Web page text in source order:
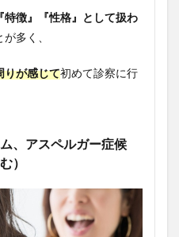
特徴』『性格』として扱わ
多く、
りが感じて初めて診察に行
、アスペルガー症候
）